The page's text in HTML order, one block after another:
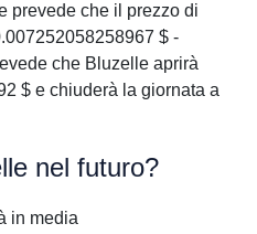
prevede che il prezzo di
$ -
che Bluzelle aprirà
$ e chiuderà la giornata a
nel futuro?
in media